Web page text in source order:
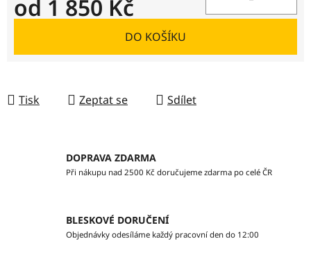
od 1 850 Kč
DO KOŠÍKU
Tisk Zeptat se Sdílet
DOPRAVA ZDARMA
Při nákupu nad 2500 Kč doručujeme zdarma po celé ČR
BLESKOVÉ DORUČENÍ
Objednávky odesíláme každý pracovní den do 12:00